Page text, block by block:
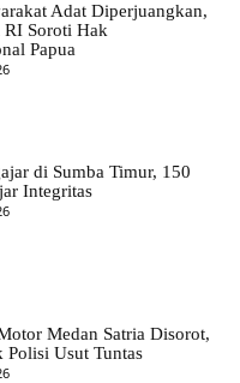
Adat Diperjuangkan,
RI Soroti Hak
Papua
di Sumba Timur, 150
Integritas
Medan Satria Disorot,
Polisi Usut Tuntas